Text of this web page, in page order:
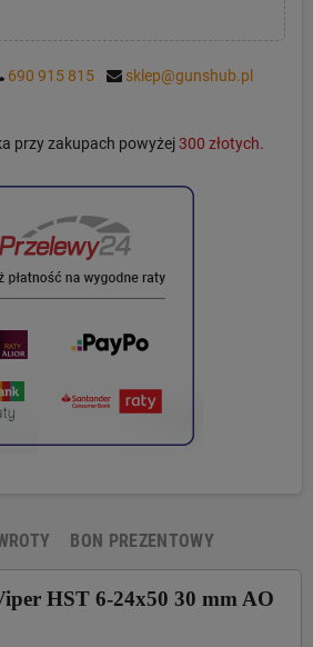
690 915 815 sklep@gunshub.pl
przy zakupach powyżej300 złotych.
BON PREZENTOWY
HST 6-24x50 30 mm AO